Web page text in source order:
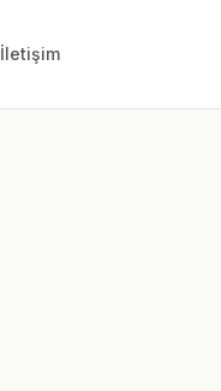
İletişim